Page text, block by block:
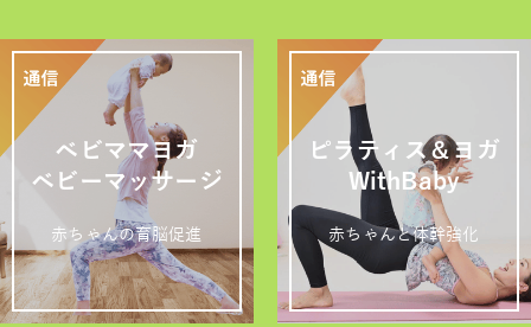
ベビママヨガ
ベビーマッサージ
赤ちゃんの育脳促進
ピラティス＆ヨガ
WithBaby
赤ちゃんと体幹強化